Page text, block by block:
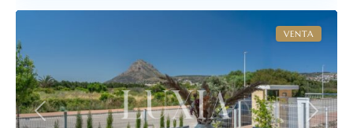
Previous Next
VENTA